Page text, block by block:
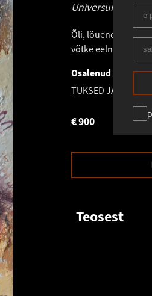
Universumi
Õli, lõuend 30.0 ×
võtke eelnevalt
Osalenud näitusel
TUKSED JA TÜHIKUD
900
€
Teosest